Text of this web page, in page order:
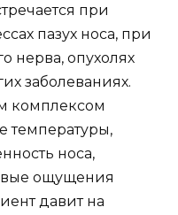
при
пазух носа, при
нерва, опухолях
заболеваниях.
комплексом
температуры,
носа,
ощущения
давит на